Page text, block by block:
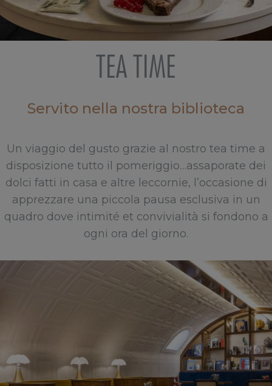
TEA TIME
Servito nella nostra biblioteca
Un viaggio del gusto grazie al nostro tea time a
disposizione tutto il pomeriggio…assaporate dei
dolci fatti in casa e altre leccornie, l’occasione di
apprezzare una piccola pausa esclusiva in un
quadro dove intimité et convivialità si fondono a
ogni ora del giorno.